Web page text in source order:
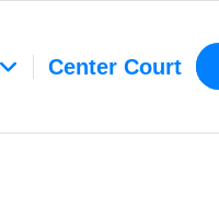
Center Court